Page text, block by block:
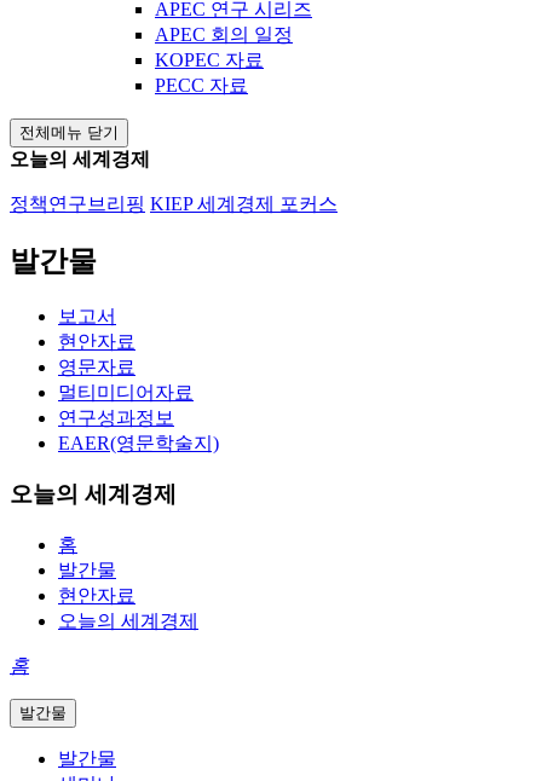
APEC 연구 시리즈
APEC 회의 일정
KOPEC 자료
PECC 자료
전체메뉴 닫기
오늘의 세계경제
정책연구브리핑 KIEP 세계경제 포커스
발간물
보고서
현안자료
영문자료
멀티미디어자료
연구성과정보
EAER(영문학술지)
오늘의 세계경제
홈
발간물
현안자료
오늘의 세계경제
홈
발간물
발간물